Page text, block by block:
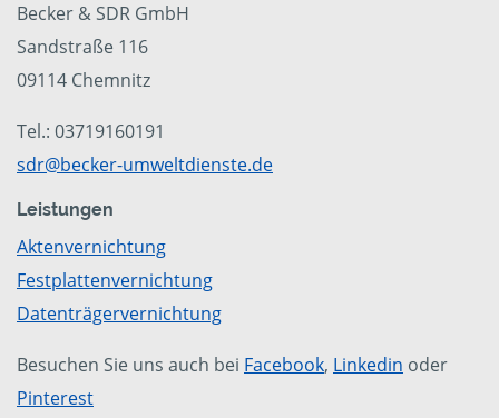
Becker & SDR GmbH
Sandstraße 116
09114 Chemnitz
Tel.: 03719160191
sdr@becker-umweltdienste.de
Leistungen
Aktenvernichtung
Festplattenvernichtung
Datenträgervernichtung
Besuchen Sie uns auch bei Facebook, Linkedin oder
Pinterest